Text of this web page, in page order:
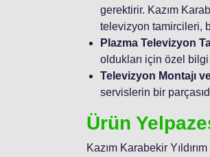
gerektirir. Kazım
televizyon tamircileri,
Plazma Televizyon
oldukları için özel
Televizyon Montajı
servislerin bir
Ürün
Kazım Karabekir Yıldırım